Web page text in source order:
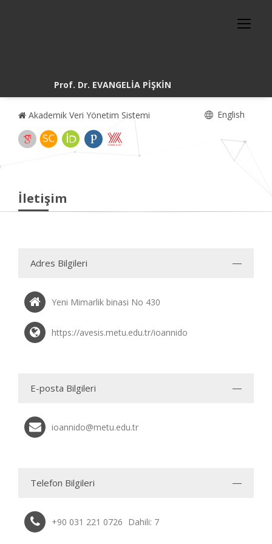
Prof. Dr. EVANGELİA PİŞKİN
Akademik Veri Yönetim Sistemi English
İletişim
Adres Bilgileri
Yeni Mimarlik binasi No 430
https://avesis.metu.edu.tr/ioannido
E-posta Bilgileri
ioannido@metu.edu.tr
Telefon Bilgileri
+90 031 221 0726 Dahili: 7